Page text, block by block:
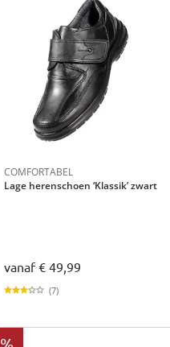
COMFORTABEL
Lage herenschoen ‘Klassik’ zwart
vanaf€ 49,99
(7)